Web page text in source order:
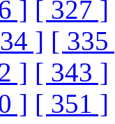
] [ 327 ]
] [
] [ 343 ]
] [ 351 ]